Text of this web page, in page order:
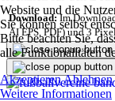
Website und die
Sie können selbst
Bitte beachten Sie,
alle Funktionalitäten
AkzeptierenAblehnen
Weitere Informationen
Download:Im
AI EPS, PDF) und 3